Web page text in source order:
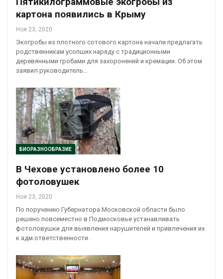
картона появились в Крыму
Ноя 23, 2020
Экогробы из плотного сотового картона начали предлагать
родственникам усопших наряду с традиционными
деревянными гробами для захоронений и кремации. Об этом
заявил руководитель…
БИОРАЗНООБРАЗИЕ
В Чехове установлено более 10
фотоловушек
Ноя 23, 2020
По поручению Губернатора Московской области было
решено повсеместно в Подмосковье устанавливать
фотоловушки для выявления нарушителей и привлечения их
к адм.ответственности.